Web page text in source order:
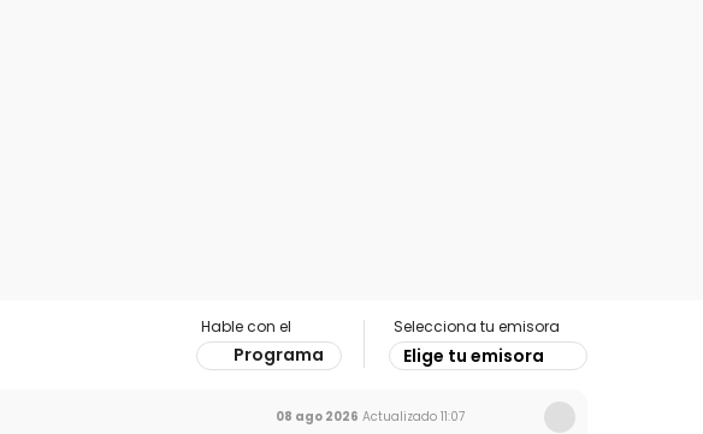
Hable con el
Programa
Selecciona tu emisora
Elige tu emisora
08 ago 2026 Actualizado 11:07